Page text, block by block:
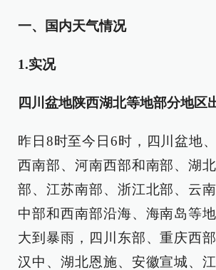
一、国内天气情况
1.实况
四川盆地陕西湖北等地部分地区
昨日8时至今日6时，四川盆地
西南部、河南西部和南部、湖
部、江苏南部、浙江北部、云
中部和西南部沿海、海南岛等
大到暴雨，四川东部、重庆西
汉中、湖北恩施、安徽宣城、